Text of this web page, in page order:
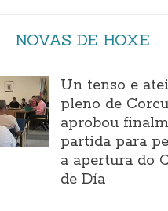
NOVAS DE HOXE
Un tenso e
pleno de
aprobou
partida para
a apertura do
de Día